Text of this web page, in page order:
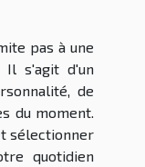
pas à une
Il s'agit d'un
de
du moment.
sélectionner
quotidien